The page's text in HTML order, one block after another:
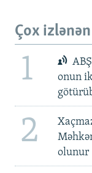
Çox izlənən
1
onun
2
olunur